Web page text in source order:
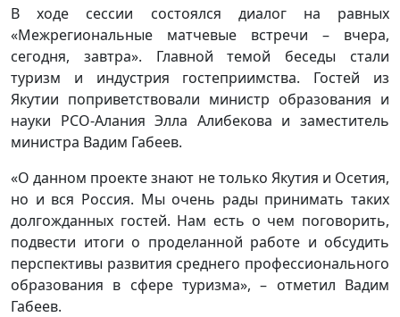
В ходе сессии состоялся диалог на равных
«Межрегиональные матчевые встречи – вчера,
сегодня, завтра». Главной темой беседы стали
туризм и индустрия гостеприимства. Гостей из
Якутии поприветствовали министр образования и
науки РСО-Алания Элла Алибекова и заместитель
министра Вадим Габеев.
«О данном проекте знают не только Якутия и Осетия,
но и вся Россия. Мы очень рады принимать таких
долгожданных гостей. Нам есть о чем поговорить,
подвести итоги о проделанной работе и обсудить
перспективы развития среднего профессионального
образования в сфере туризма», – отметил Вадим
Габеев.